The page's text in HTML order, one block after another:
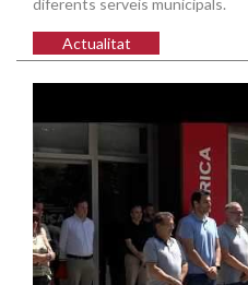
Actualitat